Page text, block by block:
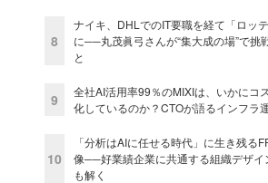
8
ナイキ、DHLでのIT要職を経て「ロッ
に──丸茂眞弓さんが“集大成の場”で挑
と
9
全社AI活用率99％のMIXIは、いかにコ
化しているのか？CTOが語るインフラ
10
「分析はAIに任せる時代」に生き残る
像──好業績企業に共通する組織デザイ
も解く